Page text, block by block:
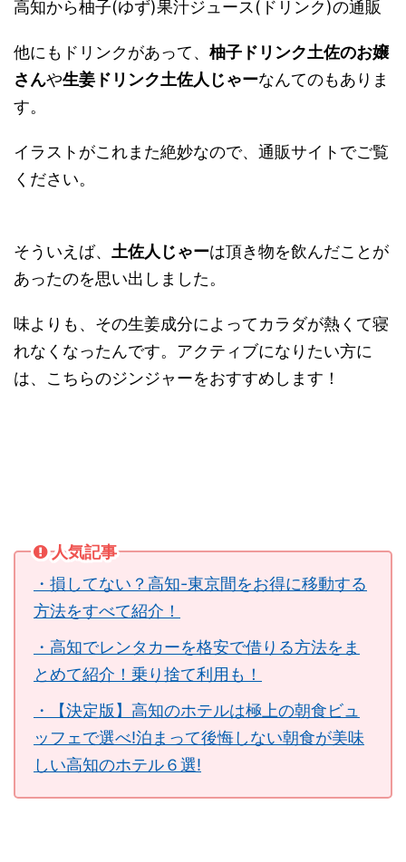
高知から柚子(ゆず)果汁ジュース(ドリンク)の通販
他にもドリンクがあって、 柚子ドリンク土佐のお嬢
さんや生姜ドリンク土佐人じゃーなんてのもありま
す。
イラストがこれまた絶妙なので、通販サイトでご覧
ください。
そういえば、 土佐人じゃーは頂き物を飲んだことが
あったのを思い出しました。
味よりも、その生姜成分によってカラダが熱くて寝
れなくなったんです。アクティブになりたい方に
は、こちらのジンジャーをおすすめします！
人気記事
・損してない？高知-東京間をお得に移動する
方法をすべて紹介！
・高知でレンタカーを格安で借りる方法をま
とめて紹介！乗り捨て利用も！
・【決定版】高知のホテルは極上の朝食ビュ
ッフェで選べ!泊まって後悔しない朝食が美味
しい高知のホテル６選!